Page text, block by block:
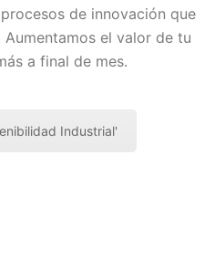
de innovación que
el valor de tu
a final de mes.
Industrial'